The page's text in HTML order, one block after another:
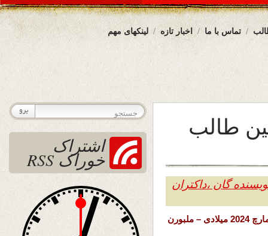
لینکهای مهم اخبار تازه تماس با ما
طالب
گان ،داکتران
تاریخ نشر : چهار شنبه 16 حوت (اسفند) 1402 خورشیدی – 6 مارچ 2024 میلادی – ملبورن
اشتراک
خوراک RSS